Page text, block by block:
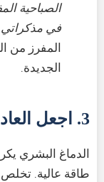
الصباحية
في مذكراتي
المفرز من
الجديدة.
3. اجعل العادة سهلة (قاعدة الدقيقتين)
الدماغ البشري
طاقة عالية.